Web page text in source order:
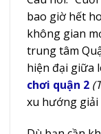
bao giờ hết
không gian
trung tâm
hiện đại giữa
chơi quận 2
xu hướng